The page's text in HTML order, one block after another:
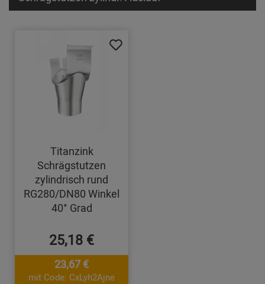
Titanzink
Schrägstutzen
zylindrisch rund
RG280/DN80 Winkel
40° Grad
25,18 €
23,67 €
mit Code: CxLyh2Ajne